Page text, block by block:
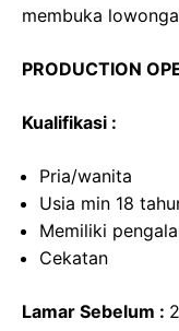
membuka
PRODUCTION
Kualifikasi :
Pria/wanita
Usia min 18
Memiliki
Cekatan
Lamar Sebelum :